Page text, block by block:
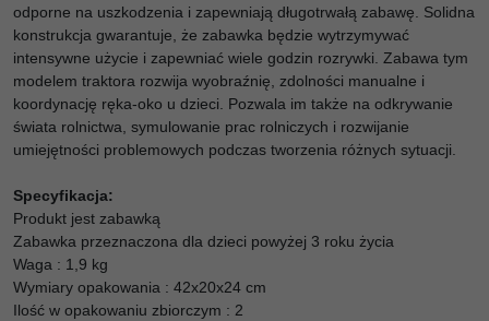
odporne na uszkodzenia i zapewniają długotrwałą zabawę. Solidna
konstrukcja gwarantuje, że zabawka będzie wytrzymywać
intensywne użycie i zapewniać wiele godzin rozrywki. Zabawa tym
modelem traktora rozwija wyobraźnię, zdolności manualne i
koordynację ręka-oko u dzieci. Pozwala im także na odkrywanie
świata rolnictwa, symulowanie prac rolniczych i rozwijanie
umiejętności problemowych podczas tworzenia różnych sytuacji.
Specyfikacja:
Produkt jest zabawką
Zabawka przeznaczona dla dzieci powyżej 3 roku życia
Waga : 1,9 kg
Wymiary opakowania : 42x20x24 cm
Ilość w opakowaniu zbiorczym : 2